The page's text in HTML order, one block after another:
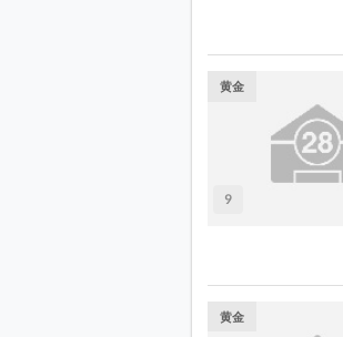
9
黄金
黄金